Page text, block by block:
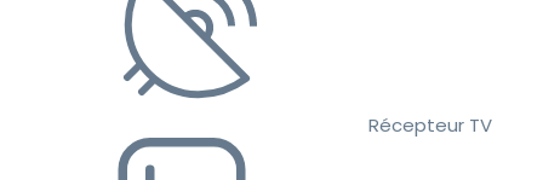
Récepteur TV